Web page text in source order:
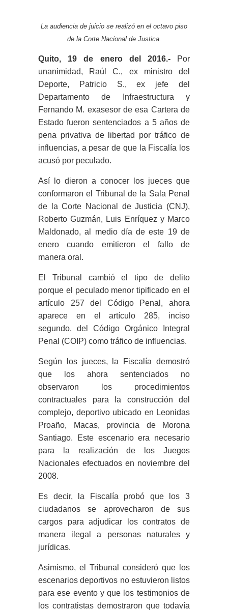
La audiencia de juicio se realizó en el octavo piso
de la Corte Nacional de Justica.
Quito, 19 de enero del 2016.-Por
unanimidad, Raúl C., ex ministro del
Deporte, Patricio S., ex jefe del
Departamento de Infraestructura y
Fernando M. exasesor de esa Cartera de
Estado fueron sentenciados a 5 años de
pena privativa de libertad por tráfico de
influencias, a pesar de que la Fiscalía los
acusó por peculado.
Así lo dieron a conocer los jueces que
conformaron el Tribunal de la Sala Penal
de la Corte Nacional de Justicia (CNJ),
Roberto Guzmán, Luis Enríquez y Marco
Maldonado, al medio día de este 19 de
enero cuando emitieron el fallo de
manera oral.
El Tribunal cambió el tipo de delito
porque el peculado menor tipificado en el
artículo 257 del Código Penal, ahora
aparece en el artículo 285, inciso
segundo, del Código Orgánico Integral
Penal (COIP) como tráfico de influencias.
Según los jueces, la Fiscalía demostró
que los ahora sentenciados no
observaron los procedimientos
contractuales para la construcción del
complejo, deportivo ubicado en Leonidas
Proaño, Macas, provincia de Morona
Santiago. Este escenario era necesario
para la realización de los Juegos
Nacionales efectuados en noviembre del
2008.
Es decir, la Fiscalía probó que los 3
ciudadanos se aprovecharon de sus
cargos para adjudicar los contratos de
manera ilegal a personas naturales y
jurídicas.
Asimismo, el Tribunal consideró que los
escenarios deportivos no estuvieron listos
para ese evento y que los testimonios de
los contratistas demostraron que todavía